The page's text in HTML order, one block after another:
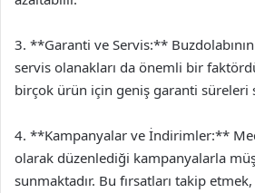
3. **Garanti ve Servis:**
servis olanakları da önemli bir
birçok ürün için geniş garanti süreleri
4. **Kampanyalar ve İndirimler:**
olarak düzenlediği kampanyalarla
sunmaktadır. Bu fırsatları takip